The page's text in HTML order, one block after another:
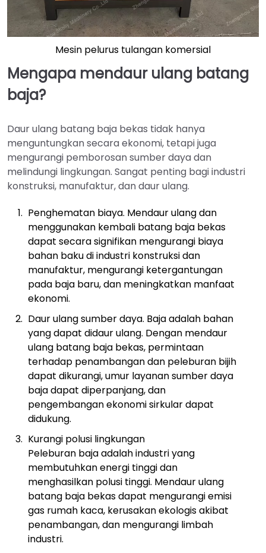
Mesin pelurus tulangan komersial
Mengapa mendaur ulang batang
baja?
Daur ulang batang baja bekas tidak hanya
menguntungkan secara ekonomi, tetapi juga
mengurangi pemborosan sumber daya dan
melindungi lingkungan. Sangat penting bagi industri
konstruksi, manufaktur, dan daur ulang.
Penghematan biaya. Mendaur ulang dan
menggunakan kembali batang baja bekas
dapat secara signifikan mengurangi biaya
bahan baku di industri konstruksi dan
manufaktur, mengurangi ketergantungan
pada baja baru, dan meningkatkan manfaat
ekonomi.
Daur ulang sumber daya. Baja adalah bahan
yang dapat didaur ulang. Dengan mendaur
ulang batang baja bekas, permintaan
terhadap penambangan dan peleburan bijih
dapat dikurangi, umur layanan sumber daya
baja dapat diperpanjang, dan
pengembangan ekonomi sirkular dapat
didukung.
Kurangi polusi lingkungan
Peleburan baja adalah industri yang
membutuhkan energi tinggi dan
menghasilkan polusi tinggi. Mendaur ulang
batang baja bekas dapat mengurangi emisi
gas rumah kaca, kerusakan ekologis akibat
penambangan, dan mengurangi limbah
industri.